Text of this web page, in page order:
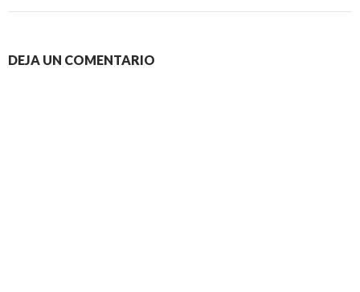
DEJA UN COMENTARIO